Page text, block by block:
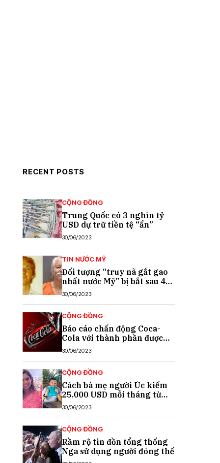
RECENT POSTS
CỘNG ĐỒNG
Trung Quốc có 3 nghìn tỷ
USD dự trữ tiền tệ “ẩn”
30/06/2023
TIN NƯỚC MỸ
Đối tượng “truy nã gắt gao
nhất nước Mỹ” bị bắt sau 40
năm trốn chạy
30/06/2023
CỘNG ĐỒNG
Báo cáo chấn động Coca-
Cola với thành phần được
cho là chất gây ung thư
30/06/2023
CỘNG ĐỒNG
Cách bà mẹ người Úc kiếm
25.000 USD mỗi tháng từ
TikTok
30/06/2023
CỘNG ĐỒNG
Rầm rộ tin đồn tổng thống
Nga sử dụng người đóng thế